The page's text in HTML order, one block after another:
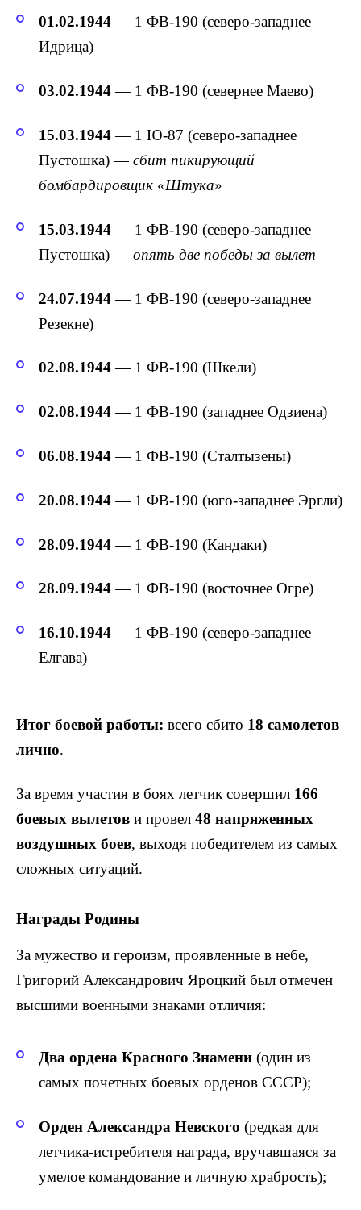
01.02.1944— 1 ФВ-190 (северо-западнее
Идрица)
03.02.1944— 1 ФВ-190 (севернее Маево)
15.03.1944— 1 Ю-87 (северо-западнее
Пустошка) —сбит пикирующий
бомбардировщик «Штука»
15.03.1944— 1 ФВ-190 (северо-западнее
Пустошка) —опять две победы за вылет
24.07.1944— 1 ФВ-190 (северо-западнее
Резекне)
02.08.1944— 1 ФВ-190 (Шкели)
02.08.1944— 1 ФВ-190 (западнее Одзиена)
06.08.1944— 1 ФВ-190 (Сталтызены)
20.08.1944— 1 ФВ-190 (юго-западнее Эргли)
28.09.1944— 1 ФВ-190 (Кандаки)
28.09.1944— 1 ФВ-190 (восточнее Огре)
16.10.1944— 1 ФВ-190 (северо-западнее
Елгава)
Итог боевой работы: всего сбито 18 самолетов
лично.
За время участия в боях летчик совершил 166
боевых вылетов и провел 48 напряженных
воздушных боев, выходя победителем из самых
сложных ситуаций.
Награды Родины
За мужество и героизм, проявленные в небе,
Григорий Александрович Яроцкий был отмечен
высшими военными знаками отличия:
Два ордена Красного Знамени (один из
самых почетных боевых орденов СССР);
Орден Александра Невского (редкая для
летчика-истребителя награда, вручавшаяся за
умелое командование и личную храбрость);